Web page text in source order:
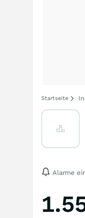
Startseite
Alarme